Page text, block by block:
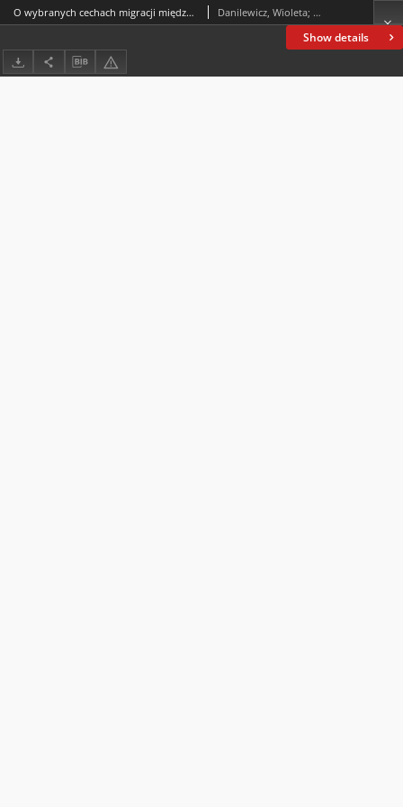
Show details
O wybranych cechach migracji międzynarodowych oraz wyzwaniach społecznych z nich wynikających Danilewicz, Wioleta; Prymak, Tomasz; Śliwowski, Tomasz